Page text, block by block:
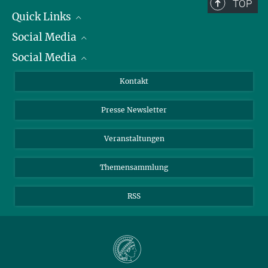
TOP
Quick Links
Präsident
Zahlen und Fakten
Meldestelle Fehlverhalten
Social Media
Bluesky
TikTok
Social Media
Instagram
YouTube
Kontakt
Presse Newsletter
Veranstaltungen
Themensammlung
RSS